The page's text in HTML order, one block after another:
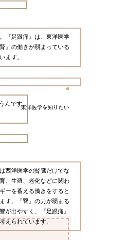
『足跟痛』は、東洋医学
』の働きが弱まっている
ます。
東洋医学を知りたい
んです
西洋医学の腎臓だけでな
、生殖、老化などに関わ
ーを蓄える働きをすると
す。『腎』の力が弱まる
が出やすく、『足跟痛』
えられています。